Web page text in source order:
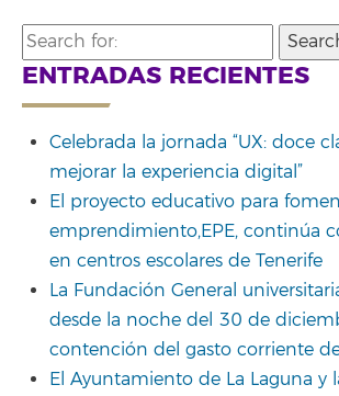
Search
for:
ENTRADAS RECIENTES
Celebrada la jornada “UX: doce
mejorar la experiencia digital”
El proyecto educativo para
emprendimiento,EPE, continúa
en centros escolares de Tenerife
La Fundación General
desde la noche del 30 de
contención del gasto corriente
El Ayuntamiento de La Laguna y